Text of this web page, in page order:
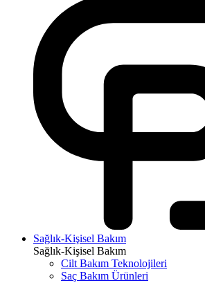
Sağlık-Kişisel Bakım
Sağlık-Kişisel Bakım
Cilt Bakım Teknolojileri
Saç Bakım Ürünleri